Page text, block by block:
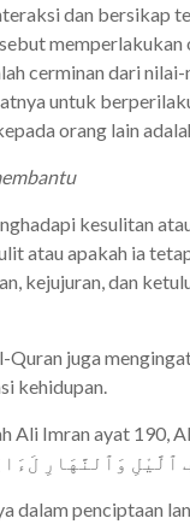
dan bersikap
memperlakukan
cerminan dari
untuk
orang lain
kesulitan
atau apakah ia
kejujuran, dan
Quran juga
kehidupan.
Ali Imran ayat 190,
ٱلَّيْلِ وَٱلنَّهَارِ
dalam penciptaan